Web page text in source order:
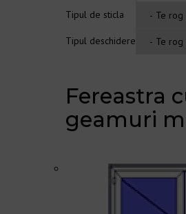
Tipul de sticla
Tipul deschidere
Fereastra
geamuri